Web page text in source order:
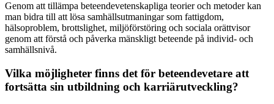
Genom att tillämpa beteendevetenskapliga teorier och metoder kan
man bidra till att lösa samhällsutmaningar som fattigdom,
hälsoproblem, brottslighet, miljöförstöring och sociala orättvisor
genom att förstå och påverka mänskligt beteende på individ- och
samhällsnivå.
Vilka möjligheter finns det för beteendevetare att
fortsätta sin utbildning och karriärutveckling?